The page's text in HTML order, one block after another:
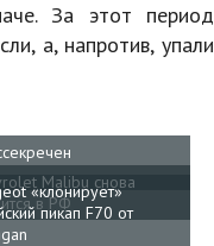
За этот период
а, напротив, упали
Malibu снова
в РФ
«клонирует»
пикап F70 от